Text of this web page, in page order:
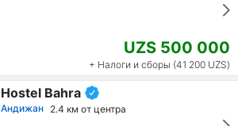
UZS 500 000
+ Налоги и сборы (41 200 UZS)
Hostel Bahra
Андижан 2.4 км от центра